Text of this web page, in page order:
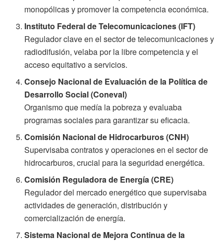
monopólicas y promover la competencia económica.
Instituto Federal de Telecomunicaciones (IFT)
Regulador clave en el sector de telecomunicaciones y
radiodifusión, velaba por la libre competencia y el
acceso equitativo a servicios.
Consejo Nacional de Evaluación de la Política de
Desarrollo Social (Coneval)
Organismo que medía la pobreza y evaluaba
programas sociales para garantizar su eficacia.
Comisión Nacional de Hidrocarburos (CNH)
Supervisaba contratos y operaciones en el sector de
hidrocarburos, crucial para la seguridad energética.
Comisión Reguladora de Energía (CRE)
Regulador del mercado energético que supervisaba
actividades de generación, distribución y
comercialización de energía.
Sistema Nacional de Mejora Continua de la